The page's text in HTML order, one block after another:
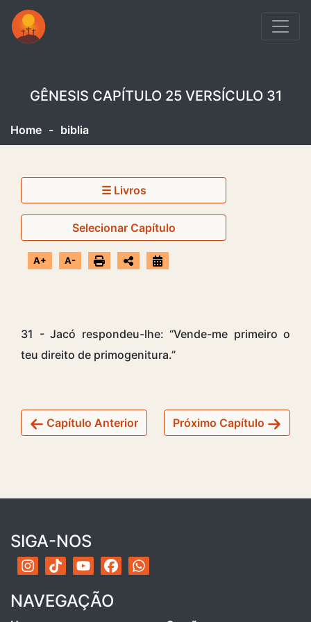
GÊNESIS CAPÍTULO 25 VERSÍCULO 31
Home - biblia
☰ Livros
Selecionar Capítulo
A+ A-
31 - Jacó respondeu-lhe: “Vende-me primeiro o
teu direito de primogenitura.”
Capítulo Anterior Próximo Capítulo
SIGA-NOS
NAVEGAÇÃO